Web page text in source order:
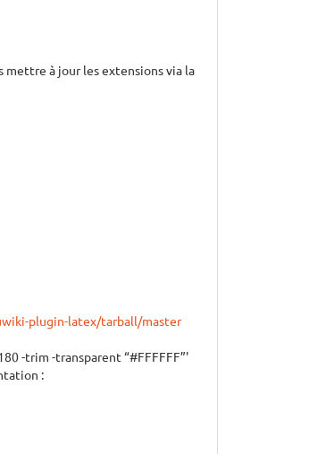
mettre à jour les extensions via la
plugin-latex/tarball/master
-trim -transparent “#FFFFFF”'
: